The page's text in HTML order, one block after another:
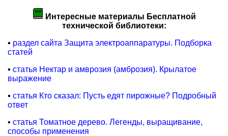
Интересные материалы Бесплатной
технической библиотеки:
▪ раздел сайта Защита электроаппаратуры. Подборка
статей
▪ статья Нектар и амврозия (амброзия). Крылатое
выражение
▪ статья Кто сказал: Пусть едят пирожные? Подробный
ответ
▪ статья Томатное дерево. Легенды, выращивание,
способы применения